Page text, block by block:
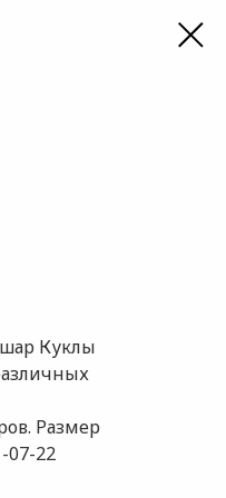
Куклы
Размер
07-22